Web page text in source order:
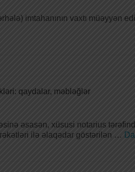
imtahanının vaxtı müəyyən
qaydalar, məbləğlər
əsasən, xüsusi notarius
ilə əlaqədar göstərilən …